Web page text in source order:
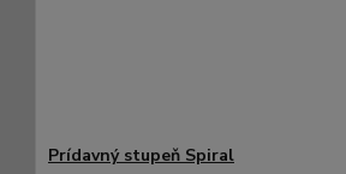
Prídavný stupeň Spiral